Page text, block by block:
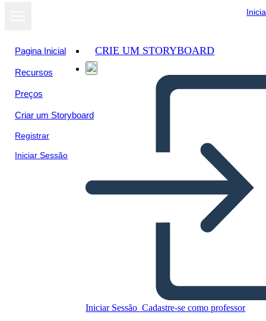
Pagina Inicial
Recursos
Preços
Criar um Storyboard
Registrar
Iniciar Sessão
CRIE UM STORYBOARD
Iniciar Sessão Cadastre-se como professor
Copie este storyboard